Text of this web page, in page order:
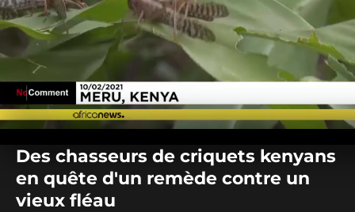
seconds
seconds
Des chasseurs de criquets kenyans
en quête d'un remède contre un
vieux fléau